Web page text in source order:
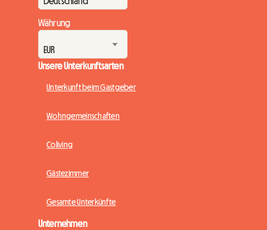
Währung
Unsere Unterkunftsarten
Unterkunft beim Gastgeber
Wohngemeinschaften
Coliving
Gästezimmer
Gesamte Unterkünfte
Unternehmen